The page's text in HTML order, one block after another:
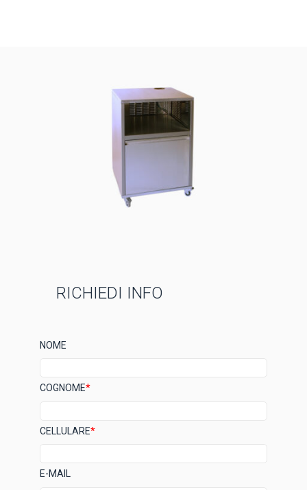
RICHIEDI INFO
NOME
COGNOME*
CELLULARE*
E-MAIL